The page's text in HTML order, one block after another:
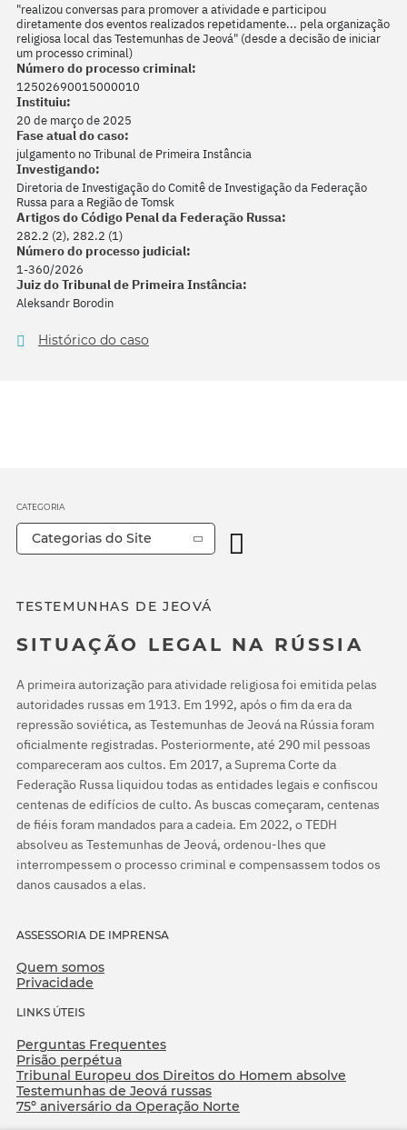
"realizou conversas para promover a atividade e participou
diretamente dos eventos realizados repetidamente... pela organização
religiosa local das Testemunhas de Jeová" (desde a decisão de iniciar
um processo criminal)
Número do processo criminal:
12502690015000010
Instituiu:
20 de março de 2025
Fase atual do caso:
julgamento no Tribunal de Primeira Instância
Investigando:
Diretoria de Investigação do Comitê de Investigação da Federação
Russa para a Região de Tomsk
Artigos do Código Penal da Federação Russa:
282.2 (2), 282.2 (1)
Número do processo judicial:
1-360/2026
Juiz do Tribunal de Primeira Instância:
Aleksandr Borodin
Histórico do caso
TESTEMUNHAS DE JEOVÁ
SITUAÇÃO LEGAL NA RÚSSIA
A primeira autorização para atividade religiosa foi emitida pelas
autoridades russas em 1913. Em 1992, após o fim da era da
repressão soviética, as Testemunhas de Jeová na Rússia foram
oficialmente registradas. Posteriormente, até 290 mil pessoas
compareceram aos cultos. Em 2017, a Suprema Corte da
Federação Russa liquidou todas as entidades legais e confiscou
centenas de edifícios de culto. As buscas começaram, centenas
de fiéis foram mandados para a cadeia. Em 2022, o TEDH
absolveu as Testemunhas de Jeová, ordenou-lhes que
interrompessem o processo criminal e compensassem todos os
danos causados a elas.
ASSESSORIA DE IMPRENSA
Quem somos
Privacidade
LINKS ÚTEIS
Perguntas Frequentes
Prisão perpétua
Tribunal Europeu dos Direitos do Homem absolve
Testemunhas de Jeová russas
75º aniversário da Operação Norte
CATEGORIA
Categorias do Site